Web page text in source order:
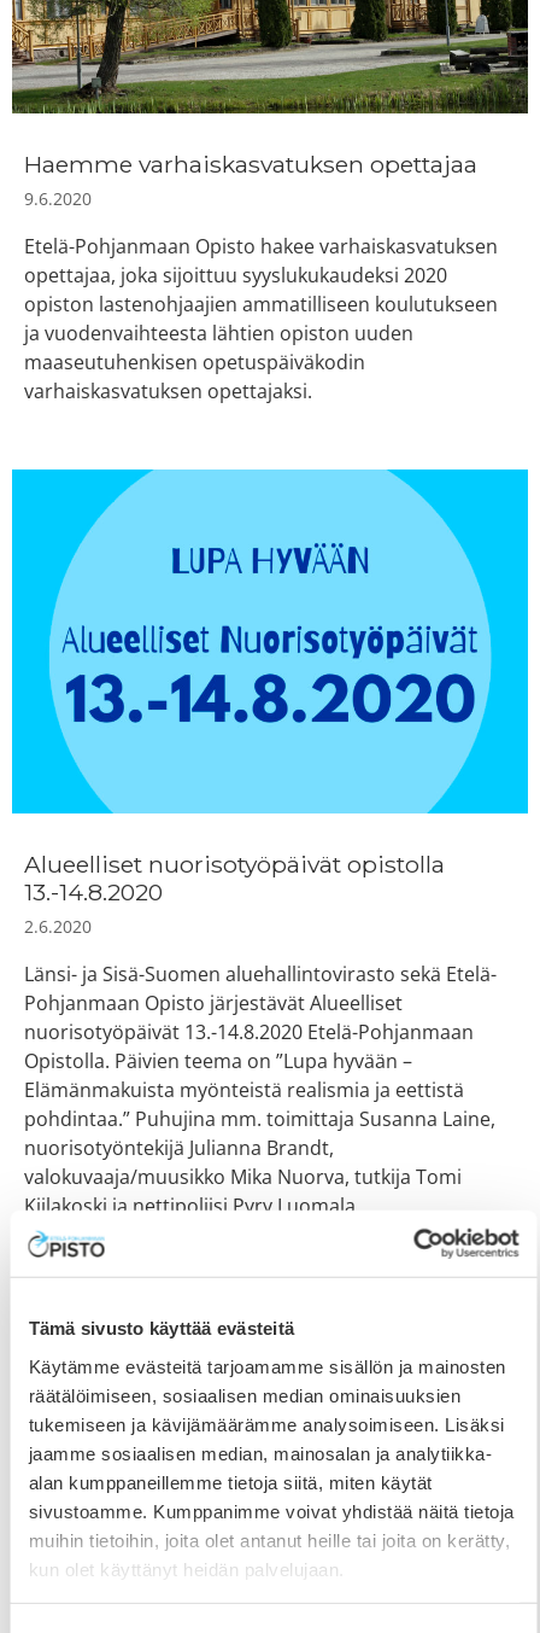
Tämä sivusto käyttää evästeitä
Käytämme evästeitä tarjoamamme sisällön ja mainosten
räätälöimiseen, sosiaalisen median ominaisuuksien
tukemiseen ja kävijämäärämme analysoimiseen. Lisäksi
jaamme sosiaalisen median, mainosalan ja analytiikka-
alan kumppaneillemme tietoja siitä, miten käytät
sivustoamme. Kumppanimme voivat yhdistää näitä tietoja
muihin tietoihin, joita olet antanut heille tai joita on kerätty,
kun olet käyttänyt heidän palvelujaan.
Haemme varhaiskasvatuksen opettajaa
9.6.2020
Etelä-Pohjanmaan Opisto hakee varhaiskasvatuksen
opettajaa, joka sijoittuu syyslukukaudeksi 2020
opiston lastenohjaajien ammatilliseen koulutukseen
ja vuodenvaihteesta lähtien opiston uuden
maaseutuhenkisen opetuspäiväkodin
varhaiskasvatuksen opettajaksi.
Alueelliset nuorisotyöpäivät opistolla
13.-14.8.2020
2.6.2020
Länsi- ja Sisä-Suomen aluehallintovirasto sekä Etelä-
Pohjanmaan Opisto järjestävät Alueelliset
nuorisotyöpäivät 13.-14.8.2020 Etelä-Pohjanmaan
Opistolla. Päivien teema on ”Lupa hyvään –
Elämänmakuista myönteistä realismia ja eettistä
pohdintaa.” Puhujina mm. toimittaja Susanna Laine,
nuorisotyöntekijä Julianna Brandt,
valokuvaaja/muusikko Mika Nuorva, tutkija Tomi
Kiilakoski ja nettipoliisi Pyry Luomala.